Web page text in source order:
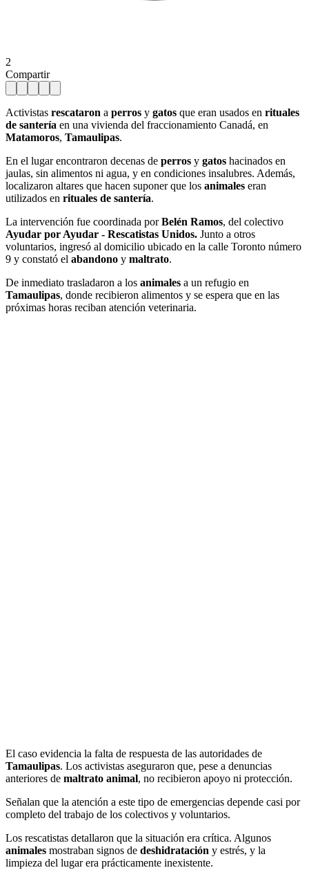
2
Compartir
Activistas rescataron a perros y gatos que eran usados en rituales
de santería en una vivienda del fraccionamiento Canadá, en
Matamoros, Tamaulipas.
En el lugar encontraron decenas de perros y gatos hacinados en
jaulas, sin alimentos ni agua, y en condiciones insalubres. Además,
localizaron altares que hacen suponer que los animales eran
utilizados en rituales de santería.
La intervención fue coordinada porBelén Ramos, del colectivo
Ayudar por Ayudar - Rescatistas Unidos. Junto a otros
voluntarios, ingresó al domicilio ubicado en la calle Toronto número
9 y constató el abandono y maltrato.
De inmediato trasladaron a los animales a un refugio en
Tamaulipas, donde recibieron alimentos y se espera que en las
próximas horas reciban atención veterinaria.
El caso evidencia la falta de respuesta de las autoridades de
Tamaulipas. Los activistas aseguraron que, pese a denuncias
anteriores de maltrato animal, no recibieron apoyo ni protección.
Señalan que la atención a este tipo de emergencias depende casi por
completo del trabajo de los colectivos y voluntarios.
Los rescatistas detallaron que la situación era crítica. Algunos
animales mostraban signos de deshidratación y estrés, y la
limpieza del lugar era prácticamente inexistente.